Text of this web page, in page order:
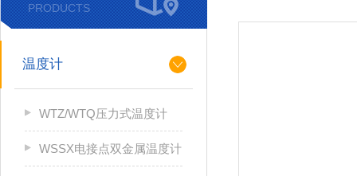
PRODUCTS
温度计
WTZ/WTQ压力式温度计
WSSX电接点双金属温度计